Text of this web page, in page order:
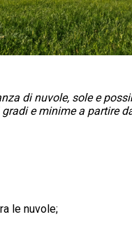
di nuvole, sole e
e minime a partire
le nuvole;